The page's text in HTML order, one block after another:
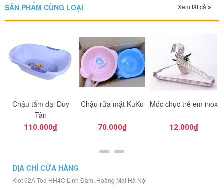
SẢN PHẨM CÙNG LOẠI Xem tất cả
Chậu tắm đại Duy
Tân
110.000₫
Chậu rửa mặt KuKu
70.000₫
Móc chục trẻ em inox
12.000₫
ĐỊA CHỈ CỬA HÀNG
Kiot 62A Tòa HH4C Linh Đàm, Hoàng Mai Hà Nội